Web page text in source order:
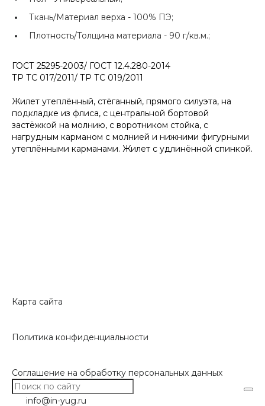
Ткань/Материал верха - 100% ПЭ;
Плотность/Толщина материала - 90 г/кв.м.;
ГОСТ 25295-2003/ ГОСТ 12.4.280-2014
ТР ТС 017/2011/ ТР ТС 019/2011
Жилет утеплённый, стёганный, прямого силуэта, на
подкладке из флиса, с центральной бортовой
застёжкой на молнию, с воротником стойка, с
нагрудным карманом с молнией и нижними фигурными
утеплёнными карманами. Жилет с удлинённой спинкой.
Карта сайта
Политика конфиденциальности
Соглашение на обработку персональных данных
info@in-yug.ru